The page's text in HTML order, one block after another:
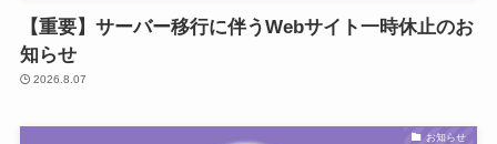
【重要】サーバー移行に伴うWebサイト一時休止のお
知らせ
2026.8.07
お知らせ